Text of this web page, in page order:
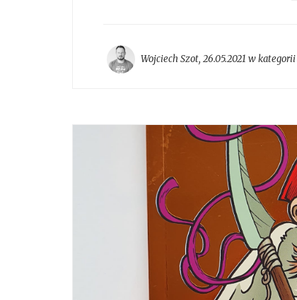
Wojciech Szot, 26.05.2021 w kategorii